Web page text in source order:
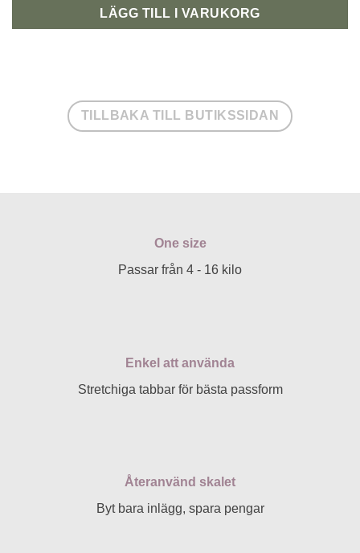
LÄGG TILL I VARUKORG
TILLBAKA TILL BUTIKSSIDAN
One size
Passar från 4 - 16 kilo
Enkel att använda
Stretchiga tabbar för bästa passform
Återanvänd skalet
Byt bara inlägg, spara pengar